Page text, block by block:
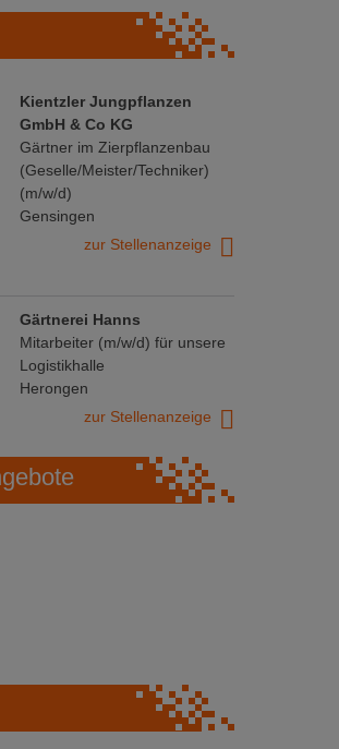
Kientzler Jungpflanzen
GmbH & Co KG
Gärtner im Zierpflanzenbau
(Geselle/Meister/Techniker)
(m/w/d)
Gensingen
zur Stellenanzeige
Gärtnerei Hanns
Mitarbeiter (m/w/d) für unsere
Logistikhalle
Herongen
zur Stellenanzeige